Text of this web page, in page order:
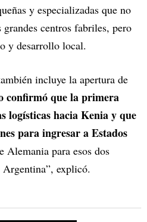
y especializadas que no
centros fabriles, pero
y desarrollo local.
incluye la apertura de
confirmó que la primera
logísticas hacia Kenia y que
para ingresar a Estados
Alemania para esos dos
Argentina”, explicó.